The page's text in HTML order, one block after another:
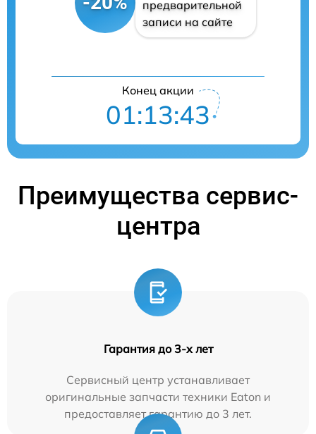
предварительной
записи на сайте
Конец акции
01:13:42
Преимущества сервис-
центра
Гарантия до 3-х лет
Сервисный центр устанавливает
оригинальные запчасти техники Eaton и
предоставляет гарантию до 3 лет.